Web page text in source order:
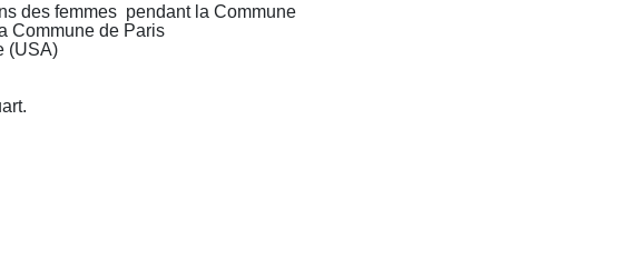
des femmes pendant la Commune
Commune de Paris
(USA)